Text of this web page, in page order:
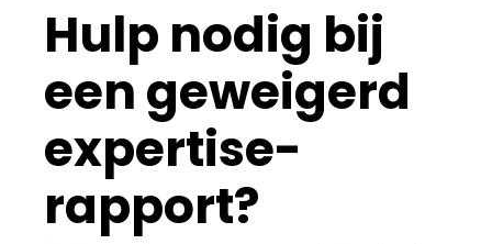
Hulp nodig bij
een geweigerd
expertise-
rapport?